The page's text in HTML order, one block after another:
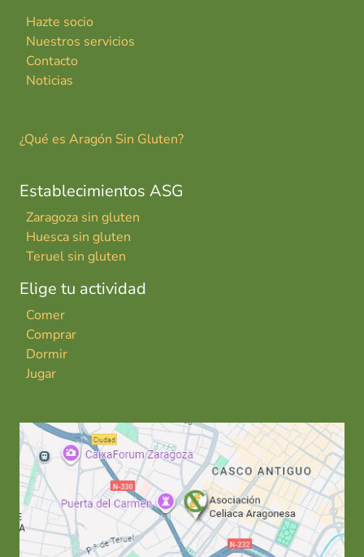
Hazte socio
Nuestros servicios
Contacto
Noticias
¿Qué es Aragón Sin Gluten?
Establecimientos ASG
Zaragoza sin gluten
Huesca sin gluten
Teruel sin gluten
Elige tu actividad
Comer
Comprar
Dormir
Jugar